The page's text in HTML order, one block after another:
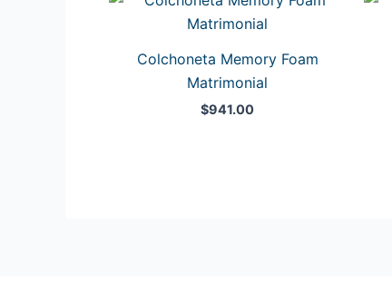
Colchoneta Memory Foam
Matrimonial
$941.00